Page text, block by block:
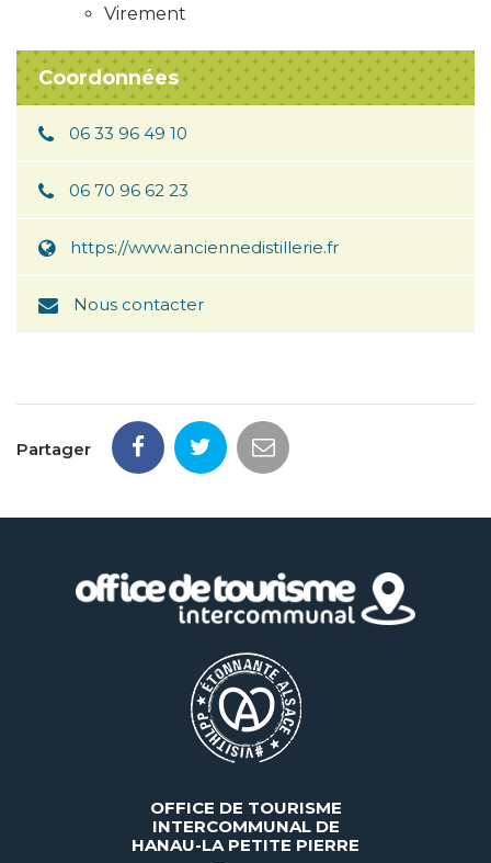
Virement
Coordonnées
06 33 96 49 10
06 70 96 62 23
https://www.anciennedistillerie.fr
Nous contacter
Partager
OFFICE DE TOURISME
INTERCOMMUNAL DE
HANAU-LA PETITE PIERRE